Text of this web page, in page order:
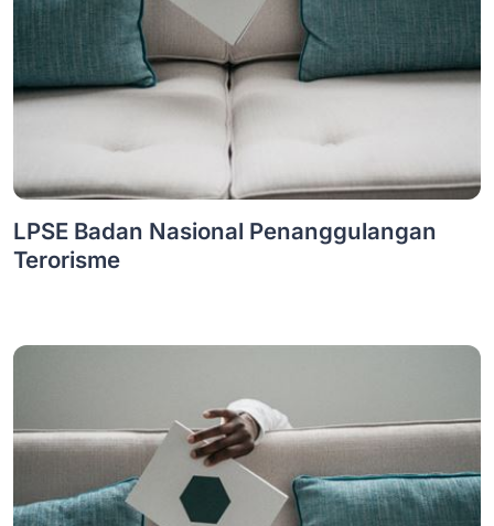
LPSE Badan Nasional Penanggulangan
Terorisme